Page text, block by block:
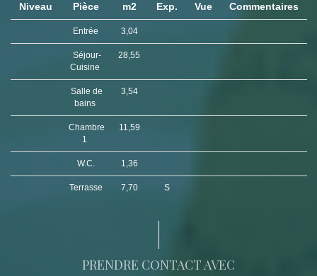
Niveau Pièce m2 Exp. Vue Commentaires
Entrée 3,04
Séjour-
Cuisine
28,55
Salle de
bains
3,54
Chambre
1
11,59
W.C. 1,36
Terrasse 7,70 S
PRENDRE CONTACT AVEC